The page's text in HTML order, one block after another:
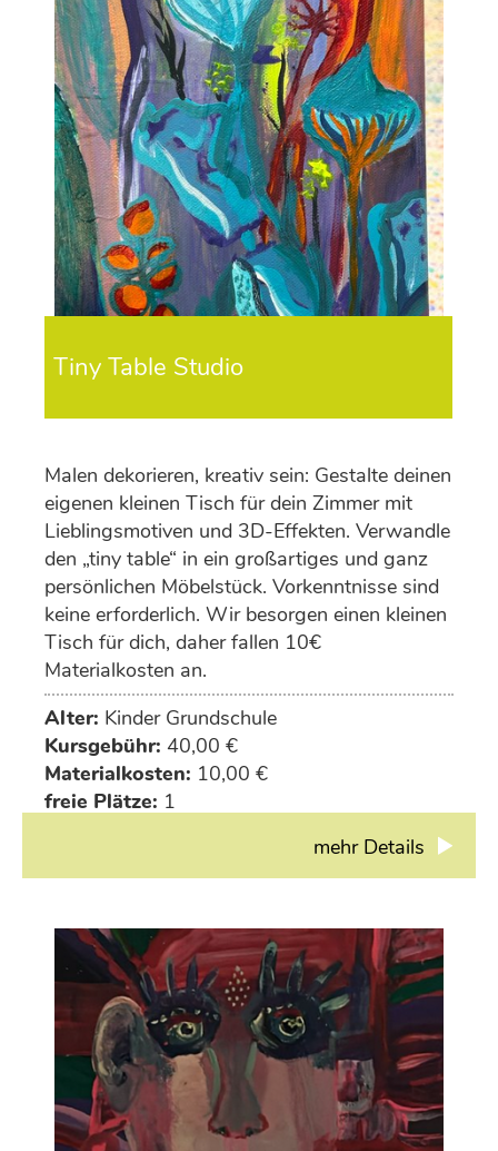
Tiny Table Studio
Malen dekorieren, kreativ sein: Gestalte deinen
eigenen kleinen Tisch für dein Zimmer mit
Lieblingsmotiven und 3D-Effekten. Verwandle
den „tiny table“ in ein großartiges und ganz
persönlichen Möbelstück. Vorkenntnisse sind
keine erforderlich. Wir besorgen einen kleinen
Tisch für dich, daher fallen 10€
Materialkosten an.
Alter: Kinder Grundschule
Kursgebühr: 40,00 €
Materialkosten: 10,00 €
freie Plätze: 1
mehr Details